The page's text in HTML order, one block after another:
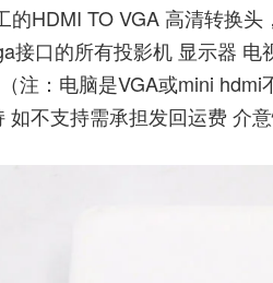
的HDMI TO VGA 高清转换
接口的所有投影机 显示器
注：电脑是VGA或mini
如不支持需承担发回运费 介